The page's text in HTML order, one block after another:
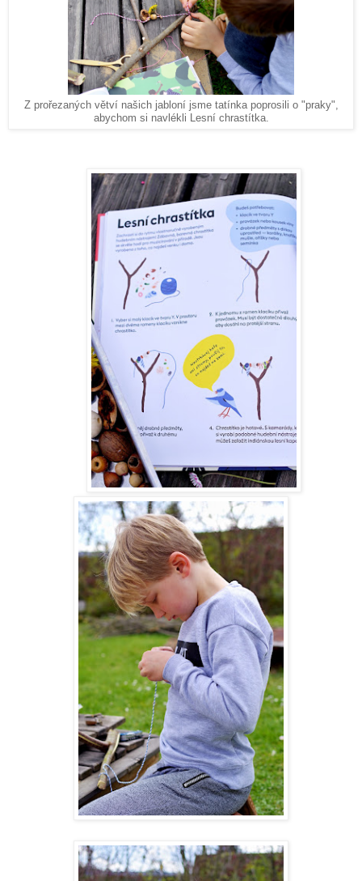
Z prořezaných větví našich jabloní jsme tatínka poprosili o "praky",
abychom si navlékli Lesní chrastítka.